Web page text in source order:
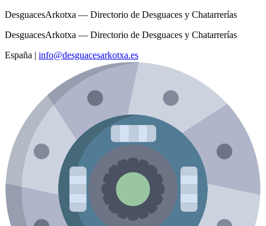
DesguacesArkotxa — Directorio de Desguaces y Chatarrerías
DesguacesArkotxa — Directorio de Desguaces y Chatarrerías
España | info@desguacesarkotxa.es